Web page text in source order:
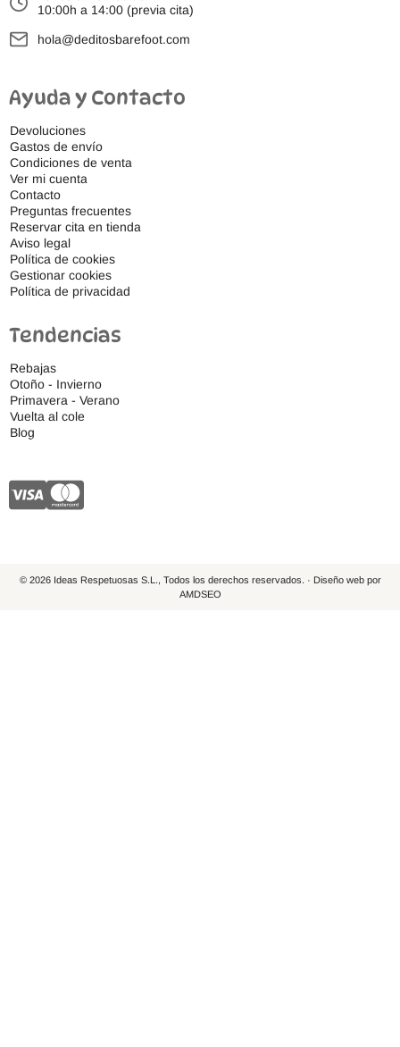
10:00h a 14:00 (previa cita)
hola@deditosbarefoot.com
Ayuda y Contacto
Devoluciones
Gastos de envío
Condiciones de venta
Ver mi cuenta
Contacto
Preguntas frecuentes
Reservar cita en tienda
Aviso legal
Política de cookies
Gestionar cookies
Política de privacidad
Tendencias
Rebajas
Otoño - Invierno
Primavera - Verano
Vuelta al cole
Blog
© 2026 Ideas Respetuosas S.L., Todos los derechos reservados. · Diseño web por
AMDSEO